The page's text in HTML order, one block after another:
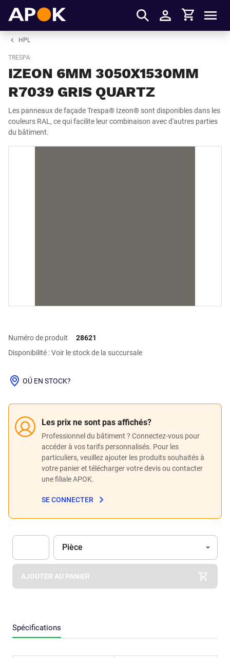
S'identifier
Panier
HPL
TRESPA
IZEON 6MM 3050X1530MM
R7039 GRIS QUARTZ
Les panneaux de façade Trespa® Izeon® sont disponibles dans les
couleurs RAL, ce qui facilite leur combinaison avec d'autres parties
du bâtiment.
Numéro de produit
28621
Disponibilité : Voir le stock de la succursale
Les prix ne sont pas affichés?
Professionnel du bâtiment ? Connectez-vous pour
accéder à vos tarifs personnalisés. Pour les
particuliers, veuillez ajouter les produits souhaités à
votre panier et télécharger votre devis ou contacter
une filiale APOK.
SE CONNECTER
OÚ EN STOCK?
Apok.Product.Detail.AddToCart.Quantity (Optionnel)
Unité
Pièce
AJOUTER AU PANIER
Spécifications